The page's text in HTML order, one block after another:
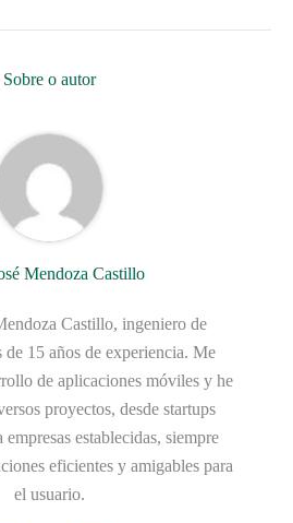
Sobre o autor
Mendoza Castillo
Castillo, ingeniero de
de 15 años de experiencia. Me
de aplicaciones móviles y he
proyectos, desde startups
empresas establecidas, siempre
eficientes y amigables para
el usuario.